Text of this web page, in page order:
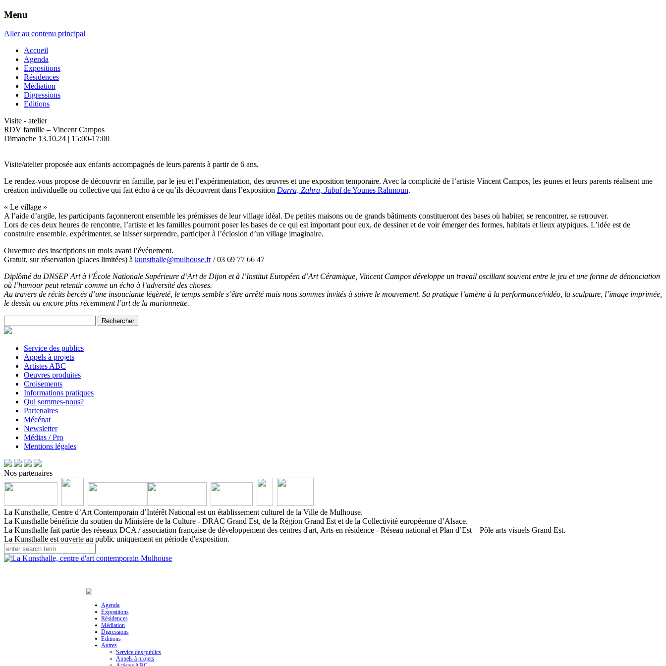
Menu
Aller au contenu principal
Accueil
Agenda
Expositions
Résidences
Médiation
Digressions
Editions
Visite - atelier
RDV famille – Vincent Campos
Dimanche 13.10.24 | 15:00-17:00
Visite/atelier proposée aux enfants accompagnés de leurs parents à partir de 6 ans.
Le rendez-vous propose de découvrir en famille, par le jeu et l’expérimentation, des œuvres et une exposition temporaire. Avec la complicité de l’artiste Vincent Campos, les jeunes et leurs parents réalisent une
création individuelle ou collective qui fait écho à ce qu’ils découvrent dans l’exposition Darra, Zahra, Jabal de Younes Rahmoun.
« Le village »
A l’aide d’argile, les participants façonneront ensemble les prémisses de leur village idéal. De petites maisons ou de grands bâtiments constitueront des bases où habiter, se rencontrer, se retrouver.
Lors de ces deux heures de rencontre, l’artiste et les familles pourront poser les bases de ce qui est important pour eux, de dessiner et de voir émerger des formes, habitats et lieux atypiques. L’idée est de
construire ensemble, expérimenter, se laisser surprendre, participer à l’éclosion d’un village imaginaire.
Ouverture des inscriptions un mois avant l’événement.
Gratuit, sur réservation (places limitées) à kunsthalle@mulhouse.fr/ 03 69 77 66 47
Diplômé du DNSEP Art à l’École Nationale Supérieure d’Art de Dijon et à l’Institut Européen d’Art Céramique, Vincent Campos développe un travail oscillant souvent entre le jeu et une forme de dénonciation
où l’humour peut retentir comme un écho à l’adversité des choses.
Au travers de récits bercés d’une insouciante légèreté, le temps semble s’être arrêté mais nous sommes invités à suivre le mouvement. Sa pratique l’amène à la performance/vidéo, la sculpture, l’image imprimée,
le dessin ou encore plus récemment l’art de la marionnette.
Service des publics
Appels à projets
Artistes ABC
Oeuvres produites
Croisements
Informations pratiques
Qui sommes-nous?
Partenaires
Mécénat
Newsletter
Médias / Pro
Mentions légales
Nos partenaires
La Kunsthalle, Centre d’Art Contemporain d’Intérêt National est un établissement culturel de la Ville de Mulhouse.
La Kunsthalle bénéficie du soutien du Ministère de la Culture - DRAC Grand Est, de la Région Grand Est et de la Collectivité européenne d’Alsace.
La Kunsthalle fait partie des réseaux DCA / association française de développement des centres d'art, Arts en résidence - Réseau national et Plan d’Est – Pôle arts visuels Grand Est.
La Kunsthalle est ouverte au public uniquement en période d'exposition.
Agenda
Expositions
Résidences
Médiation
Digressions
Editions
Autres
Service des publics
Appels à projets